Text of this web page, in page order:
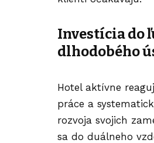
Investícia do
dlhodobého
Hotel aktívne
práce a
rozvoja svojich
sa do duálneho